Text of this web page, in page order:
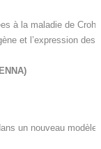
à la maladie de Crohn
et l’expression des
un nouveau modèle